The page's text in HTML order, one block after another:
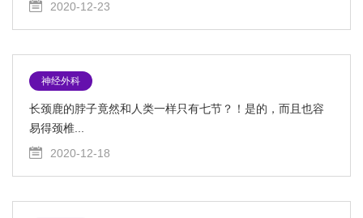
2020-12-23
神经外科
长颈鹿的脖子竟然和人类一样只有七节？！是的，而且也容
易得颈椎...
2020-12-18